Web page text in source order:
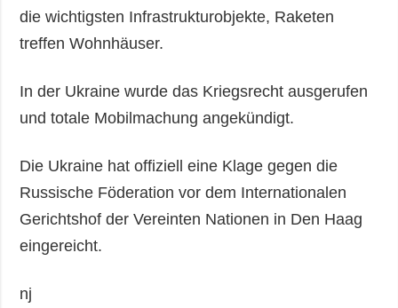
die wichtigsten Infrastrukturobjekte, Raketen
treffen Wohnhäuser.
In der Ukraine wurde das Kriegsrecht ausgerufen
und totale Mobilmachung angekündigt.
Die Ukraine hat offiziell eine Klage gegen die
Russische Föderation vor dem Internationalen
Gerichtshof der Vereinten Nationen in Den Haag
eingereicht.
nj